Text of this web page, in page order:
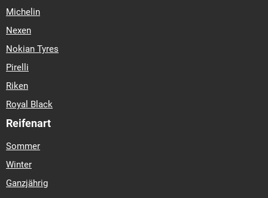
Michelin
Nexen
Nokian Tyres
Pirelli
Riken
Royal Black
Reifenart
Sommer
Winter
Ganzjährig